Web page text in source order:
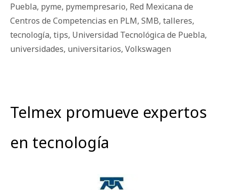
Puebla, pyme, pymempresario, Red Mexicana de
Centros de Competencias en PLM, SMB, talleres,
tecnología, tips, Universidad Tecnológica de Puebla,
universidades, universitarios, Volkswagen
Telmex promueve expertos
en tecnología